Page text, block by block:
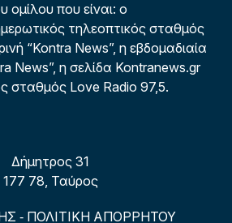
ομίλου που είναι: ο
τηλεοπτικός σταθμός
“Kontra News”, η εβδομαδιαία
News”, η σελίδα Kontranews.gr
σταθμός Love Radio 97,5.
Δήμητρος 31
177 78, Ταύρος
- ΠΟΛΙΤΙΚΗ ΑΠΟΡΡΗΤΟΥ